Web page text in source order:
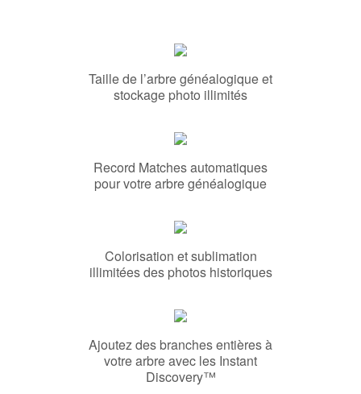
Taille de l’arbre généalogique et
stockage photo illimités
Record Matches automatiques
pour votre arbre généalogique
Colorisation et sublimation
illimitées des photos historiques
Ajoutez des branches entières à
votre arbre avec les Instant
Discovery™